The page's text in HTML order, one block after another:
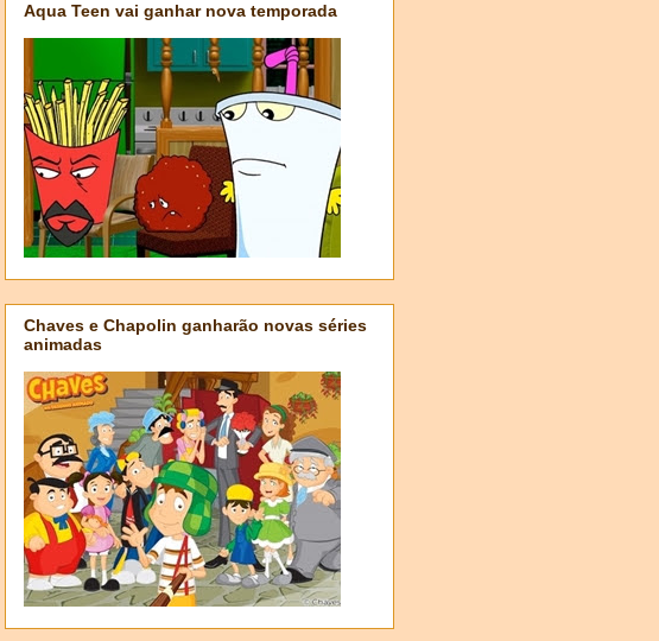
Aqua Teen vai ganhar nova temporada
Chaves e Chapolin ganharão novas séries
animadas